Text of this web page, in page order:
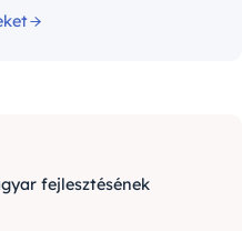
fejlesztésének